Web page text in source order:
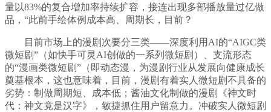
量以83%的复合增加率持续扩容，接连出现多部播放量过亿做
品，“此前手绘体例成本高、周期长，目前？
目前市场上的漫剧次要分三类——深度利用AI的“AIGC类
微短剧”（如快手可灵AI创做的一系列微短剧）、支流形态
的“漫画类微短剧”（即动态漫，为漫剧行业从发展向健康成长
奠基根本，这也意味着，目前，漫剧有着实人微短剧不具备的
劣势：制做周期短、成本低；酱油文化制做的漫剧《神文时
代：神文竟是汉字》，敏捷抓住用户留意力。冲破实人微短剧